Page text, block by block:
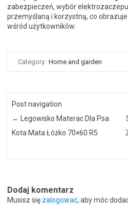
zabezpieczeń, wybór
przemyślaną i korzystną, co
wśród użytkowników.
Category: Home and garden
Post navigation
← Legowisko Materac Dla Psa
Kota Mata Łóżko 70×60 R5
Dodaj komentarz
Musisz się zalogować, aby móc